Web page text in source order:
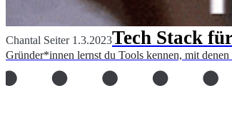
Chantal Seiter 1.3.2023Tech Stack
Gründer*innen lernst du Tools kennen, mit